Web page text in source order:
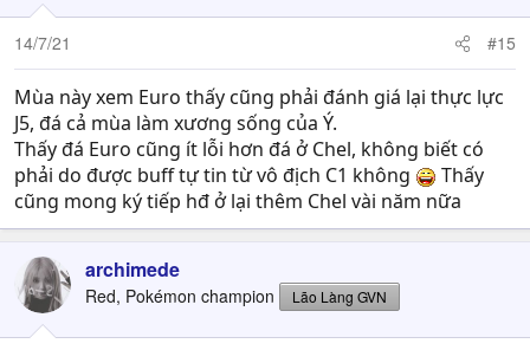
14/7/21 #15
Mùa này xem Euro thấy cũng phải đánh giá lại thực lực
J5, đá cả mùa làm xương sống của Ý.
Thấy đá Euro cũng ít lỗi hơn đá ở Chel, không biết có
phải do được buff tự tin từ vô địch C1 không
Thấy
cũng mong ký tiếp hđ ở lại thêm Chel vài năm nữa
archimede
Red, Pokémon champion Lão Làng GVN